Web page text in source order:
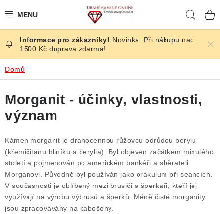
na
ČESKÉ KAMENY
ŠPERKY
KAMENY ZE SVĚTA
BROUŠENÉ
SLEVY
ÚČINKY
KRYSTALY
Novinka. Při nákupu nad
1500 Kč doprava zdarma!
Domů
Morganit - účinky, vlastnosti,
význam
Kámen morganit je drahocennou růžovou odrůdou berylu
(křemičitanu hliníku a berylia). Byl objeven začátkem minulého
století a pojmenován po americkém bankéři a sběrateli
Morganovi. Původně byl používán jako orákulum při seancích.
V současnosti je oblíbený mezi brusiči a šperkaři, kteří jej
využívají na výrobu výbrusů a šperků. Méně čisté morganity
jsou zpracovávány na kabošony.